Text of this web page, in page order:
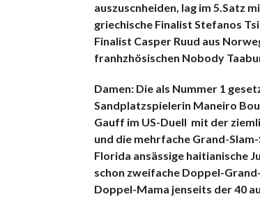
auszuscnheiden, lag im 5.Satz
griechische Finalist Stefanos
Finalist Casper Ruud aus
franhzhösischen Nobody
Damen: Die als Nummer 1
Sandplatzspielerin Maneiro
Gauff im US-Duell mit der
und die mehrfache Grand-
Florida ansässige haitianische
schon zweifache Doppel-
Doppel-Mama jenseits der 40